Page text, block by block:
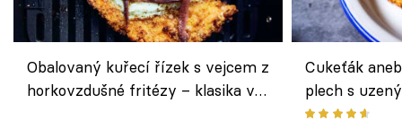
Obalovaný kuřecí řízek s vejcem z
horkovzdušné fritézy – klasika v
Cukeťák
plech s
způsob, jak